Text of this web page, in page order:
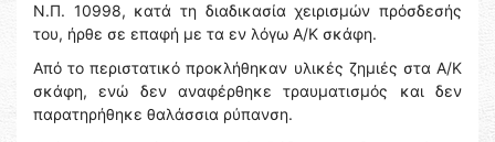
Ν.Π. 10998, κατά τη διαδικασία χειρισμών πρόσδεσής
του, ήρθε σε επαφή με τα εν λόγω Α/Κ σκάφη.
Από το περιστατικό προκλήθηκαν υλικές ζημιές στα Α/Κ
σκάφη, ενώ δεν αναφέρθηκε τραυματισμός και δεν
παρατηρήθηκε θαλάσσια ρύπανση.